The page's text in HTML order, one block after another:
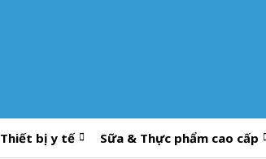
Thiết bị y tế Sữa & Thực phẩm cao cấp